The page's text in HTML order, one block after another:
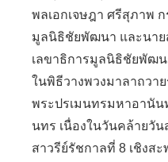
พลเอกเจษฎา ศรีสุภาพ
มูลนิธิชัยพัฒนา และนาย
เลขาธิการมูลนิธิชัยพัฒน
ในพิธีวางพวงมาลาถวา
พระปรเมนทรมหาอานั
นทร เนื่องในวันคล้ายวั
สาวรีย์รัชกาลที่ 8 เชิงส